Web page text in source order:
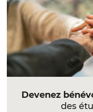
Devenez
des